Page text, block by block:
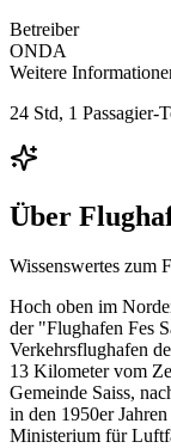
Betreiber
ONDA
Weitere
24 Std, 1 Passagier-
Über
Wissenswertes zum
Hoch oben im
der "Flughafen Fes
Verkehrsflughafen
13 Kilometer vom
Gemeinde Saiss,
in den 1950er
Ministerium für